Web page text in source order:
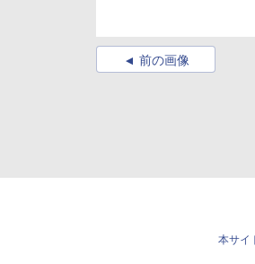
前の画像
本サイ